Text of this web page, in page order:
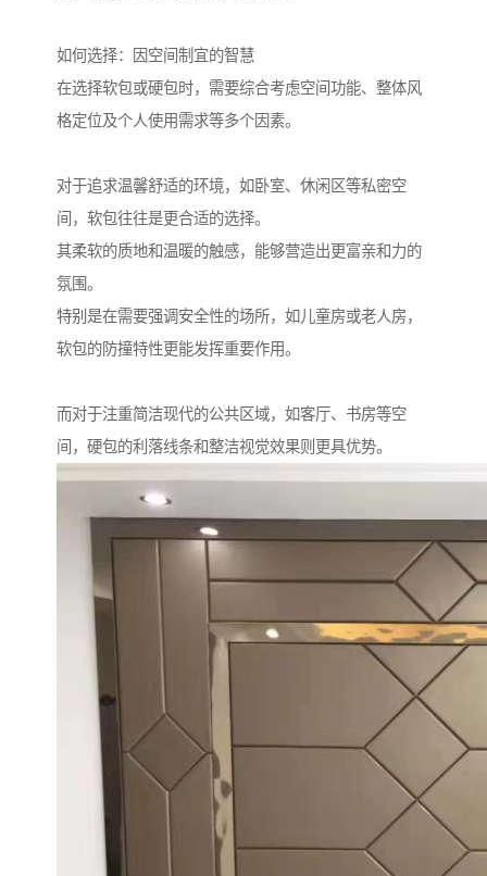
如何选择：因空间制宜的智慧
在选择软包或硬包时，需要综合考虑空间功能、整体风
格定位及个人使用需求等多个因素。
对于追求温馨舒适的环境，如卧室、休闲区等私密空
间，软包往往是更合适的选择。
其柔软的质地和温暖的触感，能够营造出更富亲和力的
氛围。
特别是在需要强调安全性的场所，如儿童房或老人房，
软包的防撞特性更能发挥重要作用。
而对于注重简洁现代的公共区域，如客厅、书房等空
间，硬包的利落线条和整洁视觉效果则更具优势。